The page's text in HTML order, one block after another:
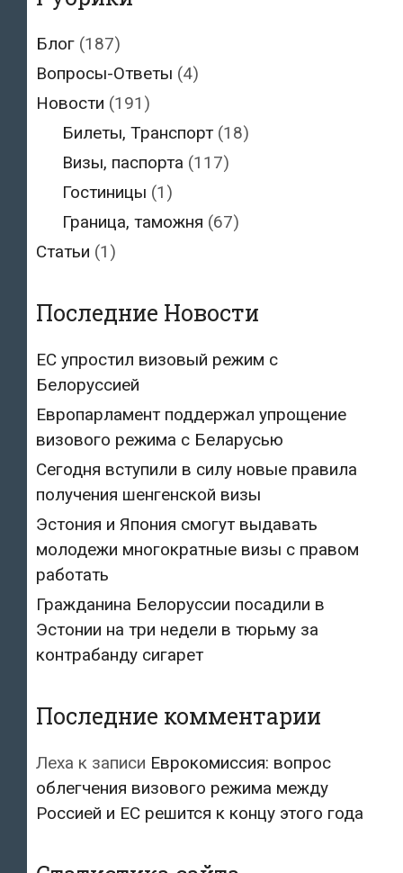
Блог (187)
Вопросы-Ответы (4)
Новости (191)
Билеты, Транспорт(18)
Визы, паспорта (117)
Гостиницы (1)
Граница, таможня (67)
Статьи (1)
Последние Новости
ЕС упростил визовый режим с
Белоруссией
Европарламент поддержал упрощение
визового режима с Беларусью
Сегодня вступили в силу новые правила
получения шенгенской визы
Эстония и Япония смогут выдавать
молодежи многократные визы с правом
работать
Гражданина Белоруссии посадили в
Эстонии на три недели в тюрьму за
контрабанду сигарет
Последние комментарии
Леха к записи Еврокомиссия: вопрос
облегчения визового режима между
Россией и ЕС решится к концу этого года